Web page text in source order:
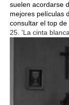
suelen acordarse
mejores películas
consultar el top
25. 'La cinta